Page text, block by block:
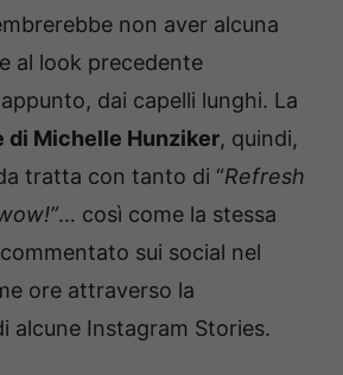
non aver alcuna
al look precedente
dai capelli lunghi. La
di Michelle Hunziker, quindi,
tratta con tanto di “Refresh
… così come la stessa
sui social nel
ore attraverso la
alcune Instagram Stories.